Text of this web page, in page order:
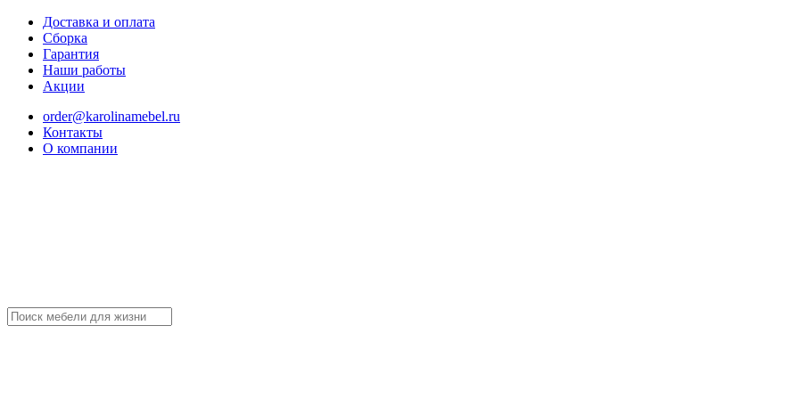
Доставка и оплата
Сборка
Гарантия
Наши работы
Акции
order@karolinamebel.ru
Контакты
О компании